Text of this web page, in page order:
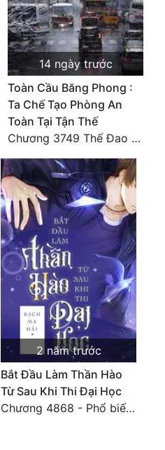
14 ngày trước
Toàn Cầu Băng Phong :
Ta Chế Tạo Phòng An
Toàn Tại Tận Thế
Chương 3749 Thế Đao xuất kích
2 năm trước
Bắt Đầu Làm Thần Hào
Từ Sau Khi Thi Đại Học
Chương 4868 - Phổ biến Hạ Quốc tệ!